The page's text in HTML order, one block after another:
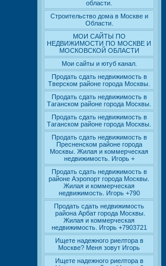
области.
Строительство дома в Москве и
Области.
МОИ САЙТЫ ПО
НЕДВИЖИМОСТИ ПО МОСКВЕ И
МОСКОВСКОЙ ОБЛАСТИ
Мои сайты и ютуб канал.
Продать сдать недвижимость в
Тверском районе города Москвы.
Продать сдать недвижимость в
Таганском районе города Москвы.
Продать сдать недвижимость в
Таганском районе города Москвы.
Продать сдать недвижимость в
Пресненском районе города
Москвы. Жилая и коммерческая
недвижимость. Игорь +
Продать сдать недвижимость в
районе Аэропорт города Москвы.
Жилая и коммерческая
недвижимость. Игорь +790
Продать сдать недвижимость
района Арбат города Москвы.
Жилая и коммерческая
недвижимость. Игорь +7903721
Ищете надежного риелтора в
Москве? Меня зовут Игорь
Ищете надежного риелтора в